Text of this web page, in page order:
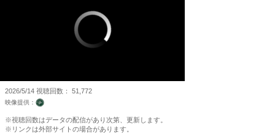
2026/5/14 視聴回数 51,772
※視聴回数はデータの配信があり次第、更新します。
※リンクは外部サイトの場合があります。